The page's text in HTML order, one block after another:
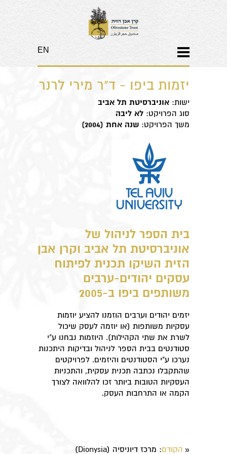
EN
​יזמות ביפו - ד"ר מירי לרנר
ישות: אוניברסיטת תל אביב
סוג הפרויקט: לא ליבה
משך הפרויקט: שנה אחת (2004)
בית הספר לניהול של
אוניברסיטת תל אביב וקרן אבן
הזית השיקו תכנית לפיתוח
עסקים יהודים-ערבים
משותפים ביפו ב-2005
יזמים יהודים וערבים הוזמנו להציע יוזמות
עסקיות משותפות (או יוזמה לעסק שיכול
לשרת את שתי הקהילות). היוזמות נבחנו ע"י
סטודנטים בבית הספר לניהול ובדיקות היתכנות
נערכו ע"י הסטודנטים והיזמים. לפרויקטים
שהתקבלו נכתבה תכנית עסקית, והתכניות
העסקיות הטובות ביותר זכו להלוואה לצורך
הקמה או התרחבות העסק.
« הקודם : ​מרכז דיוניסיה (Dionysia)